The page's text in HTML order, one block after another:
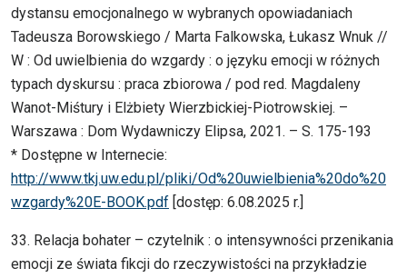
dystansu emocjonalnego w wybranych opowiadaniach
Tadeusza Borowskiego / Marta Falkowska, Łukasz Wnuk //
W : Od uwielbienia do wzgardy : o języku emocji w różnych
typach dyskursu : praca zbiorowa / pod red. Magdaleny
Wanot-Miśtury i Elżbiety Wierzbickiej-Piotrowskiej. –
Warszawa : Dom Wydawniczy Elipsa, 2021. – S. 175-193
* Dostępne w Internecie:
http://www.tkj.uw.edu.pl/pliki/Od%20uwielbienia%20do%20
wzgardy%20E-BOOK.pdf [dostęp: 6.08.2025 r.]
33. Relacja bohater – czytelnik : o intensywności przenikania
emocji ze świata fikcji do rzeczywistości na przykładzie